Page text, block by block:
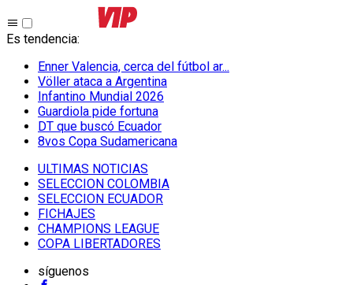
Es tendencia:
Enner Valencia, cerca del fútbol ar...
Völler ataca a Argentina
Infantino Mundial 2026
Guardiola pide fortuna
DT que buscó Ecuador
8vos Copa Sudamericana
ULTIMAS NOTICIAS
SELECCION COLOMBIA
SELECCION ECUADOR
FICHAJES
CHAMPIONS LEAGUE
COPA LIBERTADORES
síguenos